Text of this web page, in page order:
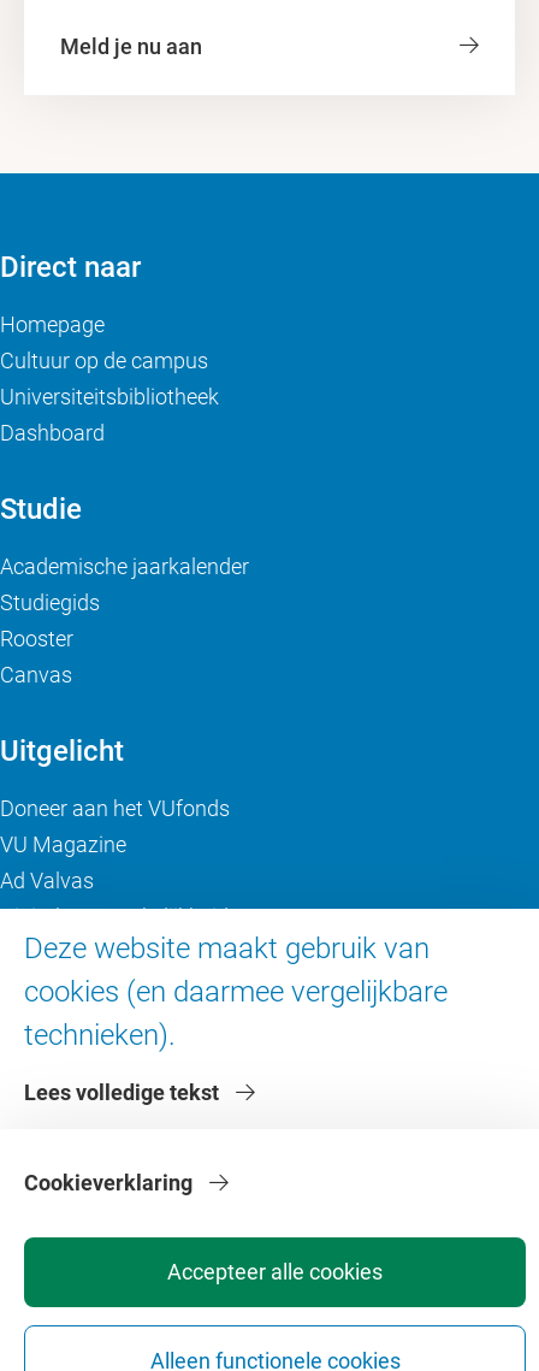
Meld je nu aan
Deze website maakt gebruik van
cookies (en daarmee vergelijkbare
technieken).
Lees volledige tekst
Accepteer alle cookies
Alleen functionele cookies
Cookieverklaring
Direct naar
Homepage
Cultuur op de campus
Universiteitsbibliotheek
Dashboard
Studie
Academische jaarkalender
Studiegids
Rooster
Canvas
Uitgelicht
Doneer aan het VUfonds
VU Magazine
Ad Valvas
Digitale toegankelijkheid
Over de VU
Contact en route
Werken bij de VU